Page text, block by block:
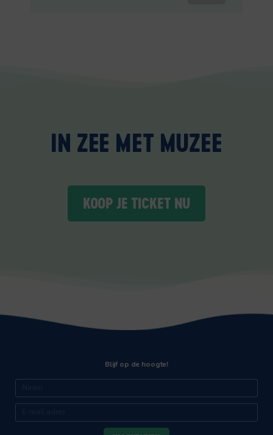
IN ZEE MET MUZEE
KOOP JE TICKET NU
Blijf op de hoogte!